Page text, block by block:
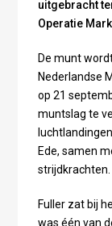
uitgebracht
Operatie
De munt
Nederlandse
op 21
muntslag te
Ede, samen
strijdkrachten.
Fuller zat bij
was één van